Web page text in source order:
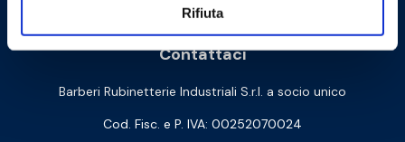
Rifiuta
Contattaci
Barberi Rubinetterie Industriali S.r.l. a socio unico
Cod. Fisc. e P. IVA: 00252070024